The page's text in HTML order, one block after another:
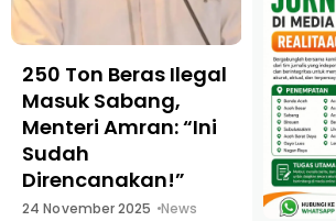
250 Ton Beras Ilegal
Masuk Sabang,
Menteri Amran: “Ini
Sudah
Direncanakan!”
24 November 2025 News